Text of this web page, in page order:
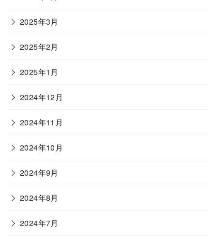
2025年3月
2025年2月
2025年1月
2024年12月
2024年11月
2024年10月
2024年9月
2024年8月
2024年7月